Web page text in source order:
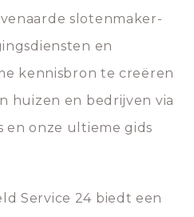
slotenmaker-
en
kennisbron te creëren
huizen en bedrijven via
en onze ultieme gids
Service 24 biedt een